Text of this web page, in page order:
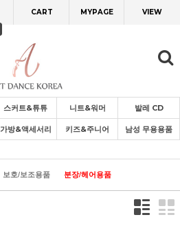
CART MYPAGE VIEW
스커트&튜튜 니트&워머 발레 CD
가방&액세서리 키즈&주니어 남성 무용용품
보호/보조용품 분장/헤어용품